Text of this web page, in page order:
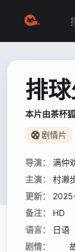
排
本片由茶杯
剧情片
导演：
满仲
主演：
村濑
更新：
备注：
HD
语言：
日语
剧情：
故